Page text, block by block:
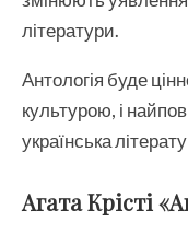
літератури.
Антологія буде
культурою, і
українська
Агата Крісті